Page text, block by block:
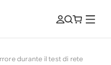
durante il test di rete